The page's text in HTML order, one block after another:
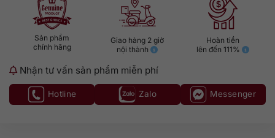
Sản phẩm
chính hãng
Giao hàng 2 giờ
nội thành
Hoàn tiền
lên đến 111%
Nhận tư vấn sản phẩm miễn phí
Hotline Zalo Messenger